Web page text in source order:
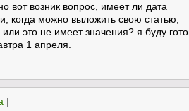
вот возник вопрос, имеет ли дата
когда можно выложить свою статью,
или это не имеет значения? я буду
1 апреля.
|